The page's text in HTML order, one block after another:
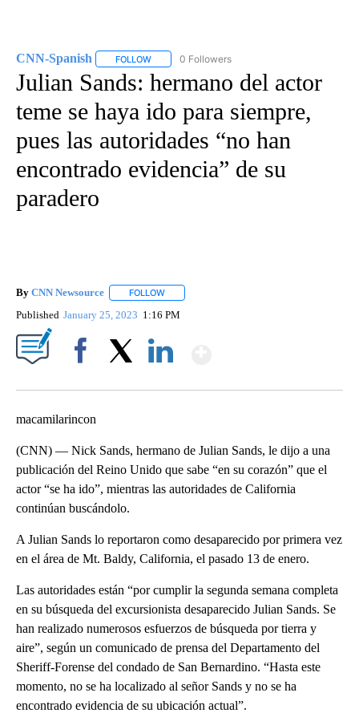
CNN-Spanish FOLLOW FOLLOW "CNN-SPANISH" TO RECEIVE
0 Followers
Julian Sands: hermano del actor
teme se haya ido para siempre,
pues las autoridades “no han
encontrado evidencia” de su
paradero
By CNN Newsource FOLLOW
Published January 25, 2023 1:16 PM
macamilarincon
(CNN) — Nick Sands, hermano de Julian Sands, le dijo a una
publicación del Reino Unido que sabe “en su corazón” que el
actor “se ha ido”, mientras las autoridades de California
continúan buscándolo.
A Julian Sands lo reportaron como desaparecido por primera vez
en el área de Mt. Baldy, California, el pasado 13 de enero.
Las autoridades están “por cumplir la segunda semana completa
en su búsqueda del excursionista desaparecido Julian Sands. Se
han realizado numerosos esfuerzos de búsqueda por tierra y
aire”, según un comunicado de prensa del Departamento del
Sheriff-Forense del condado de San Bernardino. “Hasta este
momento, no se ha localizado al señor Sands y no se ha
encontrado evidencia de su ubicación actual”.